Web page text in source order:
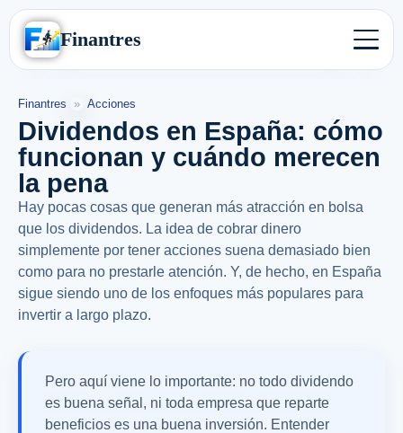
Finantres
Finantres » Acciones
Dividendos en España: cómo
funcionan y cuándo merecen
la pena
Hay pocas cosas que generan más atracción en bolsa
que los dividendos. La idea de cobrar dinero
simplemente por tener acciones suena demasiado bien
como para no prestarle atención. Y, de hecho, en España
sigue siendo uno de los enfoques más populares para
invertir a largo plazo.
Pero aquí viene lo importante: no todo dividendo
es buena señal, ni toda empresa que reparte
beneficios es una buena inversión. Entender